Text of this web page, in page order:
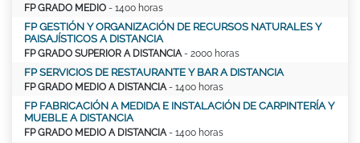
FP GRADO MEDIO - 1400 horas
FP GESTIÓN Y ORGANIZACIÓN DE RECURSOS NATURALES Y
PAISAJÍSTICOS A DISTANCIA
FP GRADO SUPERIOR A DISTANCIA - 2000 horas
FP SERVICIOS DE RESTAURANTE Y BAR A DISTANCIA
FP GRADO MEDIO A DISTANCIA - 1400 horas
FP FABRICACIÓN A MEDIDA E INSTALACIÓN DE CARPINTERÍA Y
MUEBLE A DISTANCIA
FP GRADO MEDIO A DISTANCIA - 1400 horas